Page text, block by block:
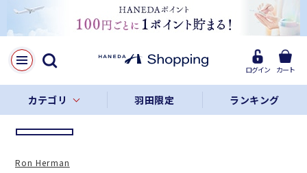
ログイン カート
カテゴリ 羽田限定 ランキング
LINE
Facebook
リンクをコピー
Ron Herman